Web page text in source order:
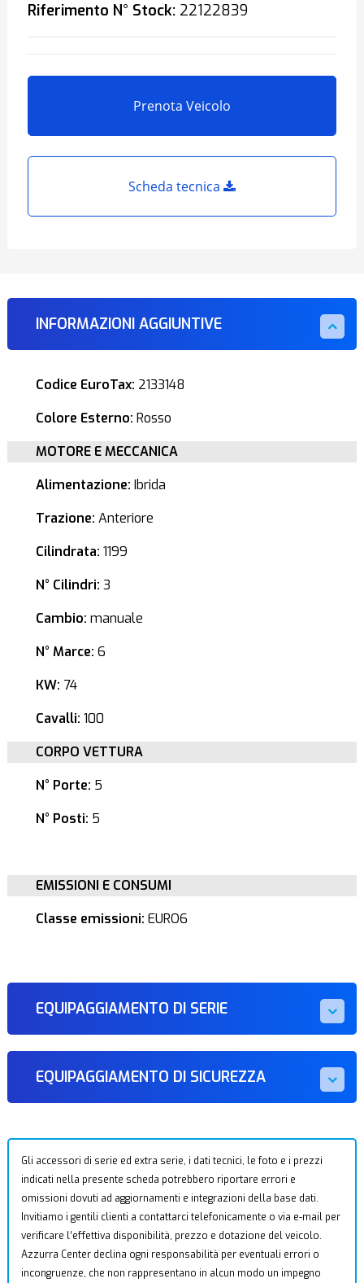
Riferimento N° Stock:22122839
Prenota Veicolo
Scheda tecnica
INFORMAZIONI AGGIUNTIVE
Codice EuroTax: 2133148
Colore Esterno: Rosso
MOTORE E MECCANICA
Alimentazione: Ibrida
Trazione: Anteriore
Cilindrata: 1199
N° Cilindri: 3
Cambio: manuale
N° Marce: 6
KW: 74
Cavalli: 100
CORPO VETTURA
N° Porte: 5
N° Posti: 5
EMISSIONI E CONSUMI
Classe emissioni: EURO6
EQUIPAGGIAMENTO DI SERIE
EQUIPAGGIAMENTO DI SICUREZZA
Gli accessori di serie ed extra serie, i dati tecnici, le foto e i prezzi
indicati nella presente scheda potrebbero riportare errori e
omissioni dovuti ad aggiornamenti e integrazioni della base dati.
Invitiamo i gentili clienti a contattarci telefonicamente o via e-mail per
verificare l’effettiva disponibilità, prezzo e dotazione del veicolo.
Azzurra Center declina ogni responsabilità per eventuali errori o
incongruenze, che non rappresentano in alcun modo un impegno